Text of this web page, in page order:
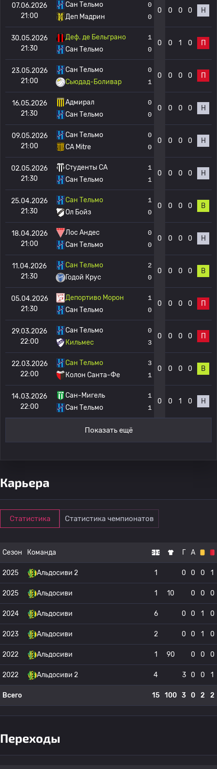
07.06.2026
21:00
Сан Тельмо
Деп Мадрин
0
0
0 0 0 0 Н
30.05.2026
21:30
Деф. де Бельграно
Сан Тельмо
1
0
0 0 1 0 П
23.05.2026
21:00
Сан Тельмо
Сьюдад-Боливар
0
1
0 0 0 0 П
16.05.2026
21:30
Адмирал
Сан Тельмо
0
0
0 0 0 0 Н
09.05.2026
21:00
Сан Тельмо
CA Mitre
0
0
0 0 0 0 Н
02.05.2026
21:30
Студенты CA
Сан Тельмо
1
1
0 0 0 0 Н
25.04.2026
21:30
Сан Тельмо
Ол Бойз
1
0
0 0 0 0 В
18.04.2026
21:00
Лос Андес
Сан Тельмо
0
0
0 0 0 0 Н
11.04.2026
21:30
Сан Тельмо
Годой Крус
2
0
0 0 0 0 В
05.04.2026
21:30
Депортиво Морон
Сан Тельмо
1
0
0 0 0 0 П
29.03.2026
22:00
Сан Тельмо
Кильмес
0
3
0 0 0 0 П
22.03.2026
22:00
Сан Тельмо
Колон Санта-Фе
3
1
0 0 0 0 В
14.03.2026
22:00
Сан-Мигель
Сан Тельмо
1
1
0 0 1 0 Н
Показать ещё
Карьера
Статистика Статистика чемпионатов
Сезон Команда Г А
2025 Альдосиви 2 1 0 0 0 1
2025 Альдосиви 1 10 0 0 0
2024 Альдосиви 6 0 0 1 0
2023 Альдосиви 2 0 0 1 0
2022 Альдосиви 1 90 0 0 0
2022 Альдосиви 2 4 3 0 0 1
Всего 15 100 3 0 2 2
Переходы